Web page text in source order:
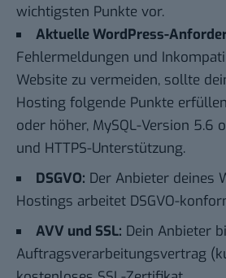
wichtigsten Punkte vor.
Aktuelle WordPress-
Fehlermeldungen und
Website zu vermeiden, sollte
Hosting folgende Punkte
oder höher, MySQL-Version 5.6
und HTTPS-Unterstützung.
DSGVO: Der Anbieter deines
Hostings arbeitet DSGVO-
AVV und SSL: Dein Anbieter
Auftragsverarbeitungsvertrag